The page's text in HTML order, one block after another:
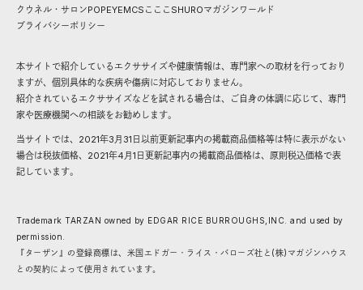
クウネル・サロンPOPEYEMCS こここ SHUROマガジンワールド
プライバシーポリシー
本サイトで紹介しているエクササイズや健康情報は、専門家への取材を行っており
ますが、個別具体的な疾病や傷病に対応しておりません。
紹介されているエクササイズなどを試される場合は、ご自身の体調に応じて、専門
家や医療機関への相談をお勧めします。
当サイトでは、2021年3月31日以前更新記事内の掲載商品価格等は特に表示がない
場合は税抜価格、2021年4月1日更新記事内の掲載商品価格は、原則税込価格で表
記しています。
Trademark TARZAN owned by EDGAR RICE BURROUGHS,INC. and used by
permission.
『ターザン』の登録商標は、米国エドガー・ライス・バローズ社と(株)マガジンハウス
との契約によって使用されています。